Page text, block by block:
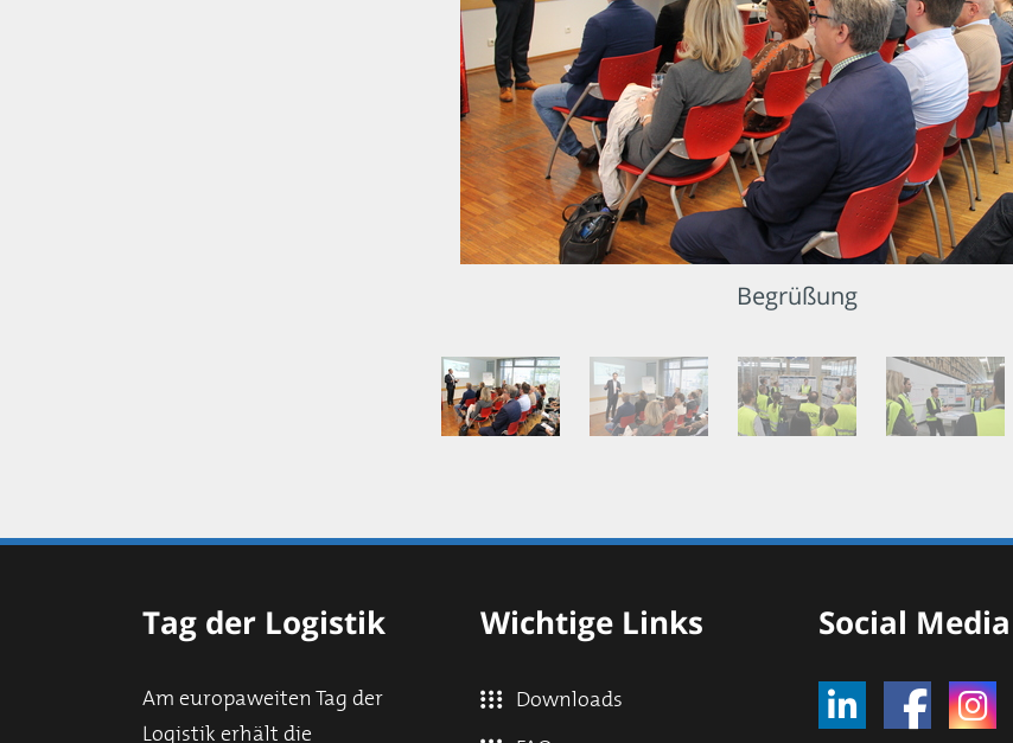
Begrüßung
Tag der Logistik
Am europaweiten Tag der
Logistik erhält die
Wichtige Links
Downloads
Social Media